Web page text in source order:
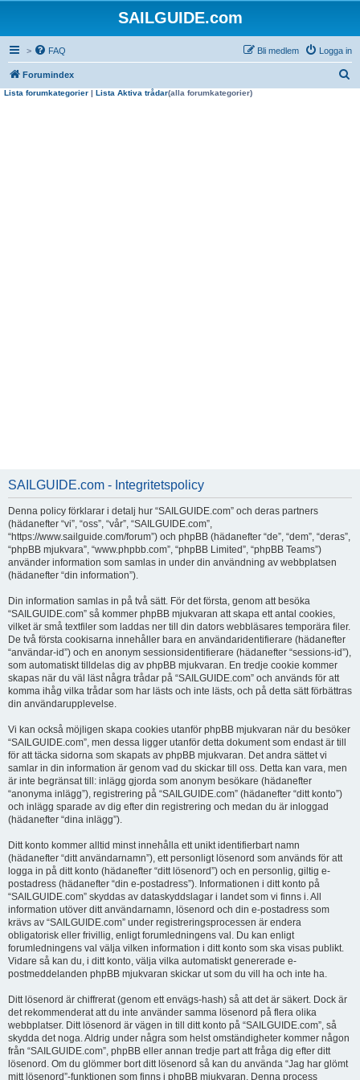
SAILGUIDE.com
> FAQ Logga in
Bli medlem
Forumindex
Lista forumkategorier | Lista Aktiva trådar(alla forumkategorier)
SAILGUIDE.com - Integritetspolicy
Denna policy förklarar i detalj hur “SAILGUIDE.com” och deras partners
(hädanefter “vi”, “oss”, “vår”, “SAILGUIDE.com”,
“https://www.sailguide.com/forum”) och phpBB (hädanefter “de”, “dem”, “deras”,
“phpBB mjukvara”, “www.phpbb.com”, “phpBB Limited”, “phpBB Teams”)
använder information som samlas in under din användning av webbplatsen
(hädanefter “din information”).
Din information samlas in på två sätt. För det första, genom att besöka
“SAILGUIDE.com” så kommer phpBB mjukvaran att skapa ett antal cookies,
vilket är små textfiler som laddas ner till din dators webbläsares temporära filer.
De två första cookisarna innehåller bara en användaridentifierare (hädanefter
“användar-id”) och en anonym sessionsidentifierare (hädanefter “sessions-id”),
som automatiskt tilldelas dig av phpBB mjukvaran. En tredje cookie kommer
skapas när du väl läst några trådar på “SAILGUIDE.com” och används för att
komma ihåg vilka trådar som har lästs och inte lästs, och på detta sätt förbättras
din användarupplevelse.
Vi kan också möjligen skapa cookies utanför phpBB mjukvaran när du besöker
“SAILGUIDE.com”, men dessa ligger utanför detta dokument som endast är till
för att täcka sidorna som skapats av phpBB mjukvaran. Det andra sättet vi
samlar in din information är genom vad du skickar till oss. Detta kan vara, men
är inte begränsat till: inlägg gjorda som anonym besökare (hädanefter
“anonyma inlägg”), registrering på “SAILGUIDE.com” (hädanefter “ditt konto”)
och inlägg sparade av dig efter din registrering och medan du är inloggad
(hädanefter “dina inlägg”).
Ditt konto kommer alltid minst innehålla ett unikt identifierbart namn
(hädanefter “ditt användarnamn”), ett personligt lösenord som används för att
logga in på ditt konto (hädanefter “ditt lösenord”) och en personlig, giltig e-
postadress (hädanefter “din e-postadress”). Informationen i ditt konto på
“SAILGUIDE.com” skyddas av dataskyddslagar i landet som vi finns i. All
information utöver ditt användarnamn, lösenord och din e-postadress som
krävs av “SAILGUIDE.com” under registreringsprocessen är endera
obligatorisk eller frivillig, enligt forumledningens val. Du kan enligt
forumledningens val välja vilken information i ditt konto som ska visas publikt.
Vidare så kan du, i ditt konto, välja vilka automatiskt genererade e-
postmeddelanden phpBB mjukvaran skickar ut som du vill ha och inte ha.
Ditt lösenord är chiffrerat (genom ett envägs-hash) så att det är säkert. Dock är
det rekommenderat att du inte använder samma lösenord på flera olika
webbplatser. Ditt lösenord är vägen in till ditt konto på “SAILGUIDE.com”, så
skydda det noga. Aldrig under några som helst omständigheter kommer någon
från “SAILGUIDE.com”, phpBB eller annan tredje part att fråga dig efter ditt
lösenord. Om du glömmer bort ditt lösenord så kan du använda “Jag har glömt
mitt lösenord”-funktionen som finns i phpBB mjukvaran. Denna process